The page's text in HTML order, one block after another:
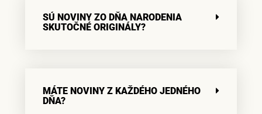
SÚ NOVINY ZO DŇA NARODENIA
SKUTOČNÉ ORIGINÁLY?
MÁTE NOVINY Z KAŽDÉHO JEDNÉHO
DŇA?